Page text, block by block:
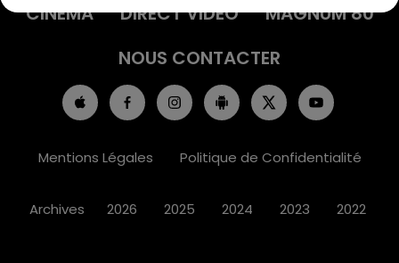
CINÉMA
DIRECT VIDÉO
MAGNUM 80
NOUS CONTACTER
Mentions Légales Politique de Confidentialité
Archives 2026 2025 2024 2023 2022